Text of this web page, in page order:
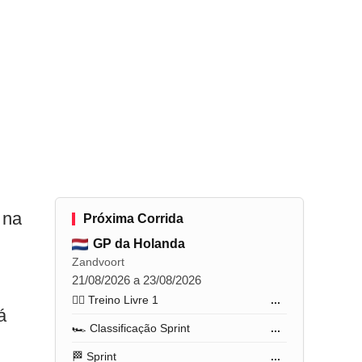
Próxima Corrida
GP da Holanda
Zandvoort
21/08/2026 a 23/08/2026
🏋️‍♂️ Treino Livre 1 ...
🏎️ Classificação Sprint ...
🏁 Sprint ...